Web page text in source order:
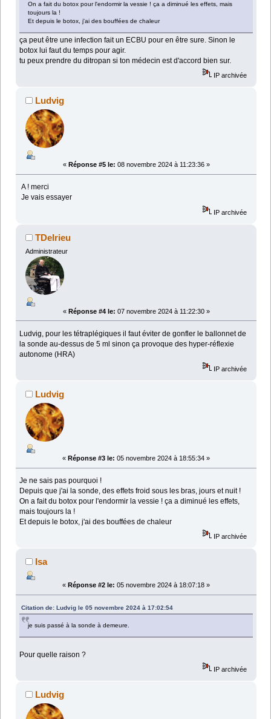
On a fait du botox pour l'endormir la vessie ! ça a diminué les effets, mais
toujours la !
Et depuis le botox, j'ai des bouffées de chaleur
ça peut être une infection fait un ECBU pour en être sure. Sinon le
botox lui faut du temps pour agir.
tu peux prendre du ditropan si ton médecin est d'accord bien sur.
IP archivée
Ludvig
« Réponse #5 le: 08 novembre 2024 à 11:23:36 »
A ! merci
Je vais essayer
IP archivée
TDelrieu
Administrateur
« Réponse #4 le: 07 novembre 2024 à 11:22:30 »
Ludvig, pour les tétraplégiques il faut éviter de gonfler le ballonnet de
la sonde au-dessus de 5 ml sinon ça provoque des hyper-réflexie
autonome (HRA)
IP archivée
Ludvig
« Réponse #3 le: 05 novembre 2024 à 18:55:34 »
Je ne sais pas pourquoi !
Depuis que j'ai la sonde, des effets froid sous les bras, jours et nuit !
On a fait du botox pour l'endormir la vessie ! ça a diminué les effets,
mais toujours la !
Et depuis le botox, j'ai des bouffées de chaleur
IP archivée
Isa
« Réponse #2 le: 05 novembre 2024 à 18:07:18 »
Citation de: Ludvig le 05 novembre 2024 à 17:02:54
je suis passé à la sonde à demeure.
Pour quelle raison ?
IP archivée
Ludvig